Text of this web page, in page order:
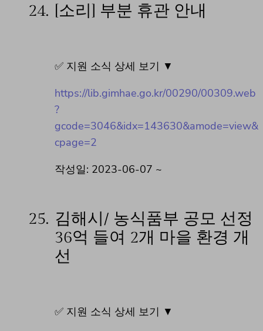
24. [소리] 부분 휴관 안내
✅ 지원 소식 상세 보기 ▼
https://lib.gimhae.go.kr/00290/00309.web
?
gcode=3046&idx=143630&amode=view&
cpage=2
작성일: 2023-06-07 ~
25. 김해시/ 농식품부 공모 선정
36억 들여 2개 마을 환경 개
선
✅ 지원 소식 상세 보기 ▼